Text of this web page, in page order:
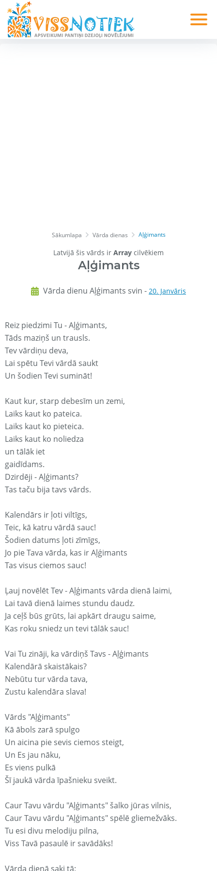
Sākumlapa Vārda dienas Aļģimants
Latvijā šis vārds ir Array cilvēkiem
Aļģimants
Vārda dienu Aļģimants svin - 20. Janvāris
Reiz piedzimi Tu - Aļģimants,
Tāds maziņš un trausls.
Tev vārdiņu deva,
Lai spētu Tevi vārdā saukt
Un šodien Tevi sumināt!
Kaut kur, starp debesīm un zemi,
Laiks kaut ko pateica.
Laiks kaut ko pieteica.
Laiks kaut ko noliedza
un tālāk iet
gaidīdams.
Dzirdēji - Aļģimants?
Tas taču bija tavs vārds.
Kalendārs ir ļoti viltīgs,
Teic, kā katru vārdā sauc!
Šodien datums ļoti zīmīgs,
Jo pie Tava vārda, kas ir Aļģimants
Tas visus ciemos sauc!
Ļauj novēlēt Tev - Aļģimants vārda dienā laimi,
Lai tavā dienā laimes stundu daudz.
Ja ceļš būs grūts, lai apkārt draugu saime,
Kas roku sniedz un tevi tālāk sauc!
Vai Tu zināji, ka vārdiņš Tavs - Aļģimants
Kalendārā skaistākais?
Nebūtu tur vārda tava,
Zustu kalendāra slava!
Vārds "Aļģimants"
Kā ābols zarā spulgo
Un aicina pie sevis ciemos steigt,
Un Es jau nāku,
Es viens pulkā
Šī jaukā vārda īpašnieku sveikt.
Caur Tavu vārdu "Aļģimants" šalko jūras vilnis,
Caur Tavu vārdu "Aļģimants" spēlē gliemežvāks.
Tu esi divu melodiju pilna,
Viss Tavā pasaulē ir savādāks!
Vārda dienā saki tā: